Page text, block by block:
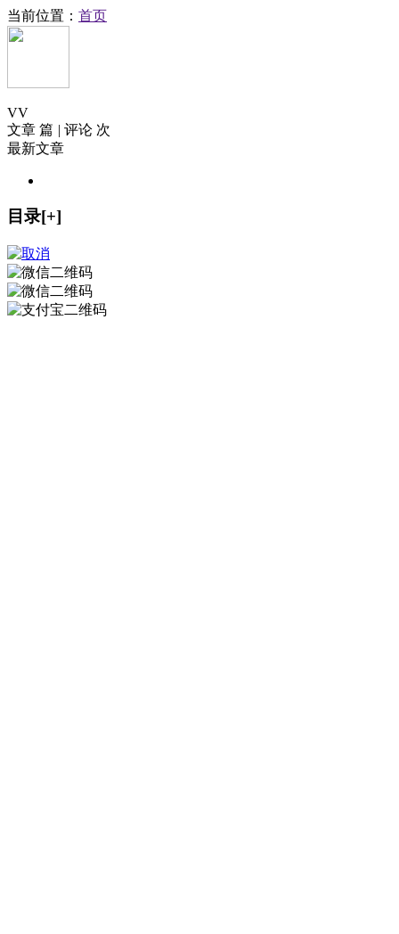
当前位置： 首页
VV
文章 篇 | 评论 次
最新文章
目录[+]